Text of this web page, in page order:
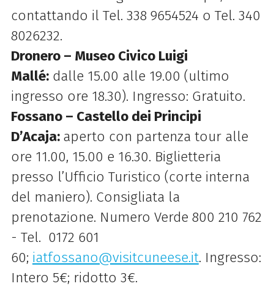
contattando il Tel. 338 9654524 o Tel. 340
8026232.
Dronero – Museo Civico Luigi
Mallé:dalle 15.00 alle 19.00 (ultimo
ingresso ore 18.30). Ingresso: Gratuito.
Fossano – Castello dei Principi
D’Acaja: aperto con partenza tour alle
ore 11.00, 15.00 e 16.30. Biglietteria
presso l’Ufficio Turistico (corte interna
del maniero). Consigliata la
prenotazione. Numero Verde 800 210 762
- Tel. 0172 601
60; iatfossano@visitcuneese.it. Ingresso:
Intero 5€; ridotto 3€.